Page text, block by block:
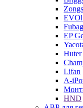
Fubag
EP
Huter
Lifan
A-
HND